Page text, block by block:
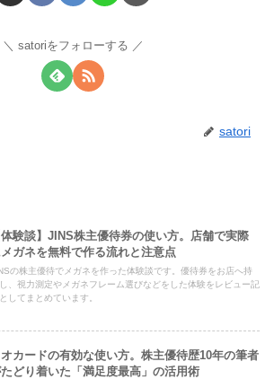
satoriをフォローする
satori
体験談】JINS株主優待券の使い方。店舗で実際
ガネを無料で作る流れと注意点
の株主優待でメガネを作った体験談です。優待券をお店へ持
、視力測定やメガネフレーム選びなどをした体験をレビュー記
してまとめています。
カードの有効な使い方。株主優待歴10年の筆者
どり着いた「満足度最高」の活用術